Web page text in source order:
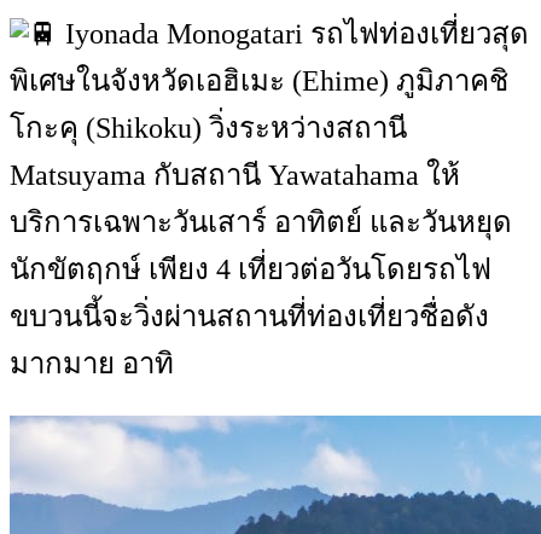
Iyonada Monogatari รถไฟท่องเที่ยวสุด
พิเศษในจังหวัดเอฮิเมะ (Ehime) ภูมิภาคชิ
โกะคุ (Shikoku) วิ่งระหว่างสถานี
Matsuyama กับสถานี Yawatahama ให้
บริการเฉพาะวันเสาร์ อาทิตย์ และวันหยุด
นักขัตฤกษ์ เพียง 4 เที่ยวต่อวันโดยรถไฟ
ขบวนนี้จะวิ่งผ่านสถานที่ท่องเที่ยวชื่อดัง
มากมาย อาทิ